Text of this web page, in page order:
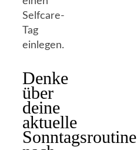
Selfcare-
Tag
einlegen.
Denke
über
deine
aktuelle
Sonntagsroutine